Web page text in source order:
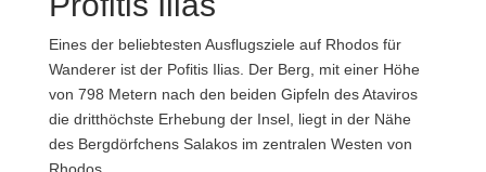
Eines der beliebtesten Ausflugsziele auf Rhodos für
Wanderer ist der Pofitis Ilias. Der Berg, mit einer Höhe
von 798 Metern nach den beiden Gipfeln des Ataviros
die dritthöchste Erhebung der Insel, liegt in der Nähe
des Bergdörfchens Salakos im zentralen Westen von
Rhodos.